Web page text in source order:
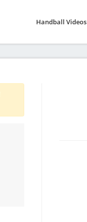
Handball Videos